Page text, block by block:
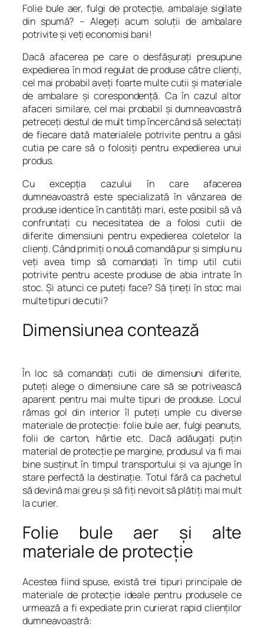
Folie bule aer, fulgi de protecţie, ambalaje sigilate
din spumă? – Alegeţi acum soluţii de ambalare
potrivite şi veţi economisi bani!
Dacă afacerea pe care o desfăşuraţi presupune
expedierea în mod regulat de produse către clienţi,
cel mai probabil aveţi foarte multe cutii şi materiale
de ambalare şi corespondenţă. Ca în cazul altor
afaceri similare, cel mai probabil şi dumneavoastră
petreceţi destul de mult timp încercând să selectaţi
de fiecare dată materialele potrivite pentru a găsi
cutia pe care să o folosiţi pentru expedierea unui
produs.
Cu excepţia cazului în care afacerea
dumneavoastră este specializată în vânzarea de
produse identice în cantităţi mari, este posibil să vă
confruntaţi cu necesitatea de a folosi cutii de
diferite dimensiuni pentru expedierea coletelor la
clienţi. Când primiţi o nouă comandă pur şi simplu nu
veţi avea timp să comandaţi în timp util cutii
potrivite pentru aceste produse de abia intrate în
stoc. Şi atunci ce puteţi face? Să ţineţi în stoc mai
multe tipuri de cutii?
Dimensiunea contează
În loc să comandaţi cutii de dimensiuni diferite,
puteţi alege o dimensiune care să se potrivească
aparent pentru mai multe tipuri de produse. Locul
rămas gol din interior îl puteţi umple cu diverse
materiale de protecţie: folie bule aer, fulgi peanuts,
folii de carton, hârtie etc. Dacă adăugaţi puţin
material de protecţie pe margine, produsul va fi mai
bine susţinut în timpul transportului şi va ajunge în
stare perfectă la destinaţie. Totul fără ca pachetul
să devină mai greu şi să fiţi nevoit să plătiţi mai mult
la curier.
Folie bule aer şi alte
materiale de protecţie
Acestea fiind spuse, există trei tipuri principale de
materiale de protecţie ideale pentru produsele ce
urmează a fi expediate prin curierat rapid clienţilor
dumneavoastră: